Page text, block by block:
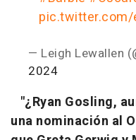
pic.twitter.com/
— Leigh Lewallen
2024
"¿Ryan Gosling,
una nominación al